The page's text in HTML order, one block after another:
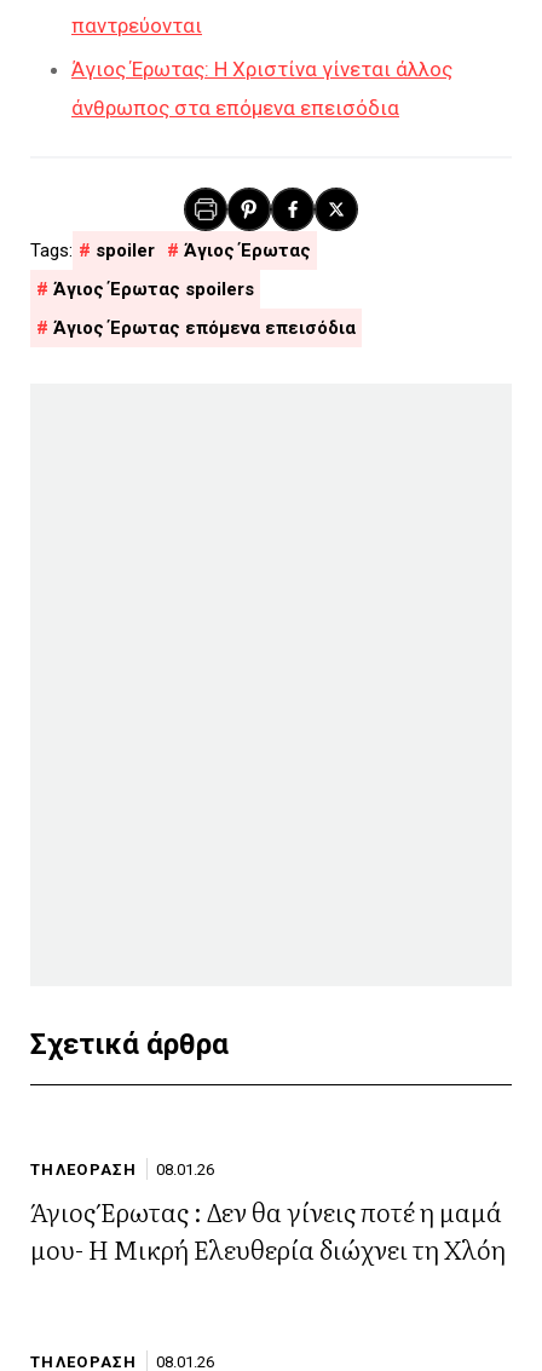
παντρεύονται
Άγιος Έρωτας: Η Χριστίνα γίνεται άλλος
άνθρωπος στα επόμενα επεισόδια
spoiler
Άγιος Έρωτας
Άγιος Έρωτας spoilers
Άγιος Έρωτας επόμενα επεισόδια
Σχετικά άρθρα
ΤΗΛΕΟΡΑΣΗ 08.01.26
Άγιος Έρωτας : Δεν θα γίνεις ποτέ η μαμά
μου- Η Μικρή Ελευθερία διώχνει τη Χλόη
ΤΗΛΕΟΡΑΣΗ 08.01.26